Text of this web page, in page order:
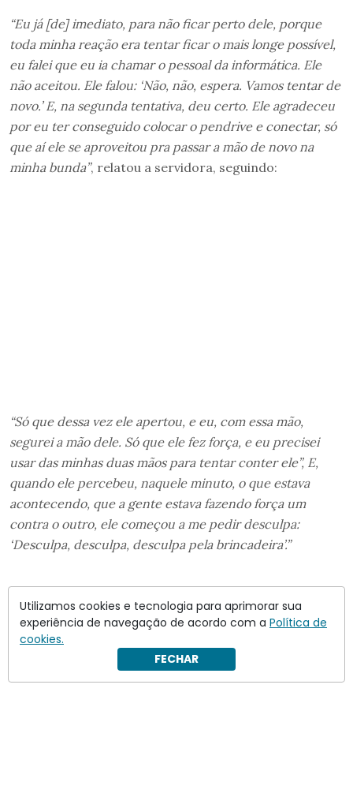
“Eu já [de] imediato, para não ficar perto dele, porque
toda minha reação era tentar ficar o mais longe possível,
eu falei que eu ia chamar o pessoal da informática. Ele
não aceitou. Ele falou: ‘Não, não, espera. Vamos tentar de
novo.’ E, na segunda tentativa, deu certo. Ele agradeceu
por eu ter conseguido colocar o pendrive e conectar, só
que aí ele se aproveitou pra passar a mão de novo na
minha bunda”, relatou a servidora, seguindo:
“Só que dessa vez ele apertou, e eu, com essa mão,
segurei a mão dele. Só que ele fez força, e eu precisei
usar das minhas duas mãos para tentar conter ele”, E,
quando ele percebeu, naquele minuto, o que estava
acontecendo, que a gente estava fazendo força um
contra o outro, ele começou a me pedir desculpa:
‘Desculpa, desculpa, desculpa pela brincadeira’.”
Utilizamos cookies e tecnologia para aprimorar sua
experiência de navegação de acordo com a Política de
cookies.
FECHAR